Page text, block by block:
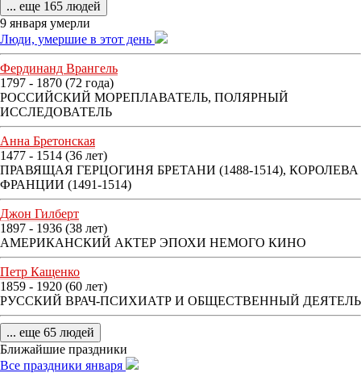
... еще 165 людей
9 января умерли
Люди, умершие в этот день
Фердинанд Врангель
1797 - 1870 (72 года)
РОССИЙСКИЙ МОРЕПЛАВАТЕЛЬ, ПОЛЯРНЫЙ
ИССЛЕДОВАТЕЛЬ
Анна Бретонская
1477 - 1514 (36 лет)
ПРАВЯЩАЯ ГЕРЦОГИНЯ БРЕТАНИ (1488-1514), КОРОЛЕВА
ФРАНЦИИ (1491-1514)
Джон Гилберт
1897 - 1936 (38 лет)
АМЕРИКАНСКИЙ АКТЕР ЭПОХИ НЕМОГО КИНО
Петр Кащенко
1859 - 1920 (60 лет)
РУССКИЙ ВРАЧ-ПСИХИАТР И ОБЩЕСТВЕННЫЙ ДЕЯТЕЛЬ
... еще 65 людей
Ближайшие праздники
Все праздники января